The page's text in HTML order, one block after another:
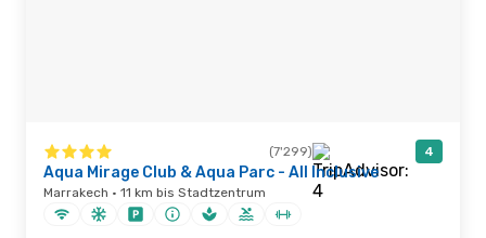
(7'299) 4
Aqua Mirage Club & Aqua Parc - All Inclusive
Marrakech · 11 km bis Stadtzentrum